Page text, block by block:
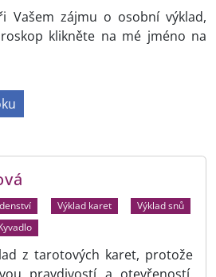
Vašem zájmu o osobní výklad,
klikněte na mé jméno na
Výklad karet
Výklad snů
z tarotových karet, protože
pravdivostí a otevřeností.